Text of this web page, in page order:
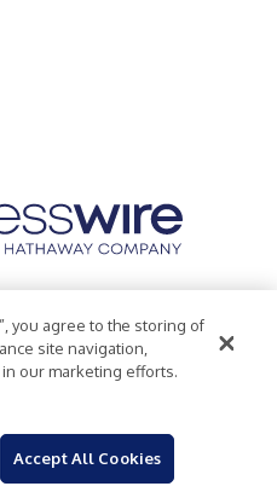
Accessibility Statement
you agree to the storing of
site navigation,
our marketing efforts.
Accept All Cookies